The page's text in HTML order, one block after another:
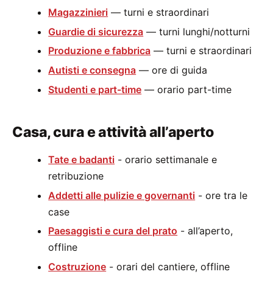
Magazzinieri — turni e straordinari
Guardie di sicurezza — turni lunghi/notturni
Produzione e fabbrica — turni e straordinari
Autisti e consegna — ore di guida
Studenti e part-time — orario part-time
Casa, cura e attività all’aperto
Tate e badanti - orario settimanale e
retribuzione
Addetti alle pulizie e governanti - ore tra le
case
Paesaggisti e cura del prato - all’aperto,
offline
Costruzione - orari del cantiere, offline